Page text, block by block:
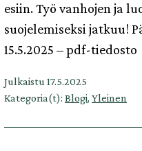
esiin. Työ vanhojen ja
suojelemiseksi jatkuu!
15.5.2025 – pdf-tiedosto
Julkaistu 17.5.2025
Kategoria(t): Blogi, Yleinen